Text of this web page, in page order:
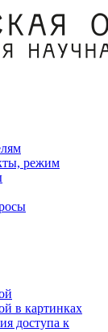
режим
в картинках
доступа к